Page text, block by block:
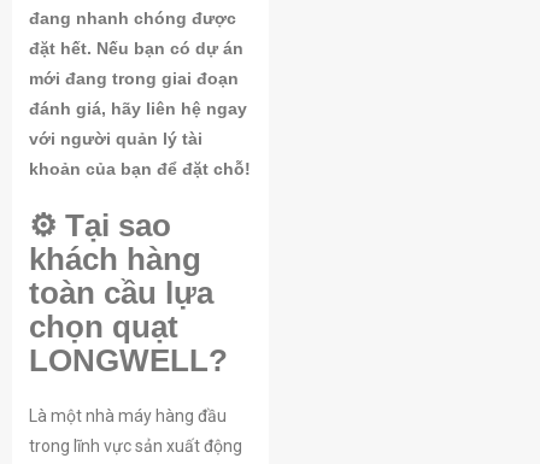
đang nhanh chóng được
đặt hết. Nếu bạn có dự án
mới đang trong giai đoạn
đánh giá, hãy liên hệ ngay
với người quản lý tài
khoản của bạn để đặt chỗ!
⚙️ Tại sao
khách hàng
toàn cầu lựa
chọn quạt
LONGWELL?
Là một nhà máy hàng đầu
trong lĩnh vực sản xuất động
Các yêu cầu của bạn
Nhận trợ giúp về mô hình